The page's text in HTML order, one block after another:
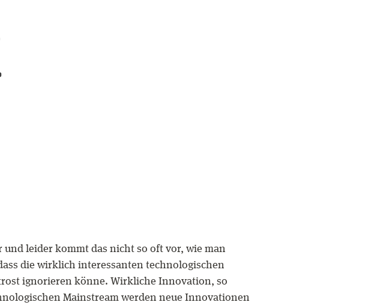
leider kommt das nicht so oft vor, wie man
die wirklich interessanten technologischen
ignorieren könne. Wirkliche Innovation, so
Mainstream werden neue Innovationen